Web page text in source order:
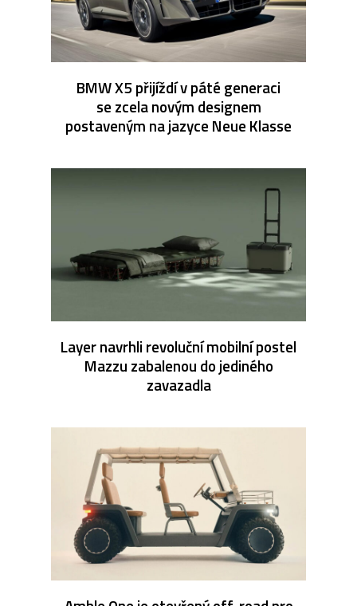
BMW X5 přijíždí v páté generaci
se zcela novým designem
postaveným na jazyce Neue Klasse
Layer navrhli revoluční mobilní postel
Mazzu zabalenou do jediného
zavazadla